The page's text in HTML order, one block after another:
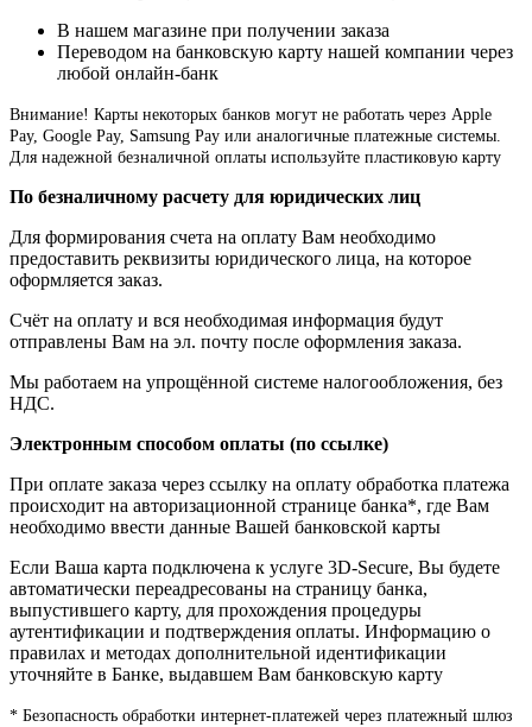
В нашем магазине при получении заказа
Переводом на банковскую карту нашей компании через
любой онлайн-банк
Внимание! Карты некоторых банков могут не работать через Apple
Pay, Google Pay, Samsung Pay или аналогичные платежные системы.
Для надежной безналичной оплаты используйте пластиковую карту
По безналичному расчету для юридических лиц
Для формирования счета на оплату Вам необходимо
предоставить реквизиты юридического лица, на которое
оформляется заказ.
Счёт на оплату и вся необходимая информация будут
отправлены Вам на эл. почту после оформления заказа.
Мы работаем на упрощённой системе налогообложения, без
НДС.
Электронным способом оплаты (по ссылке)
При оплате заказа через ссылку на оплату обработка платежа
происходит на авторизационной странице банка*, где Вам
необходимо ввести данные Вашей банковской карты
Если Ваша карта подключена к услуге 3D-Secure, Вы будете
автоматически переадресованы на страницу банка,
выпустившего карту, для прохождения процедуры
аутентификации и подтверждения оплаты. Информацию о
правилах и методах дополнительной идентификации
уточняйте в Банке, выдавшем Вам банковскую карту
* Безопасность обработки интернет-платежей через платежный шлюз